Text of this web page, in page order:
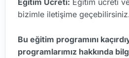
Eğitim Ücreti: Eğitim ücreti
bizimle iletişime
Bu eğitim programını
programlarımız hakkında